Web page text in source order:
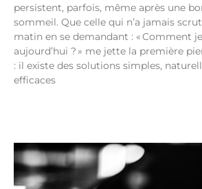
persistent, parfois, même après une
sommeil. Que celle qui n’a jamais
matin en se demandant : « Comment
aujourd’hui ? » me jette la première
: il existe des solutions simples,
efficaces